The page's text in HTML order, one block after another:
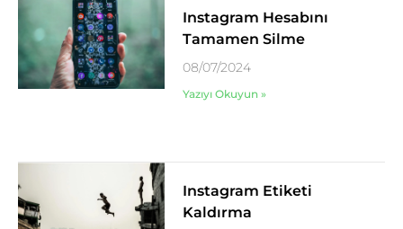
Instagram Hesabını
Tamamen Silme
08/07/2024
Yazıyı Okuyun »
Instagram Etiketi
Kaldırma